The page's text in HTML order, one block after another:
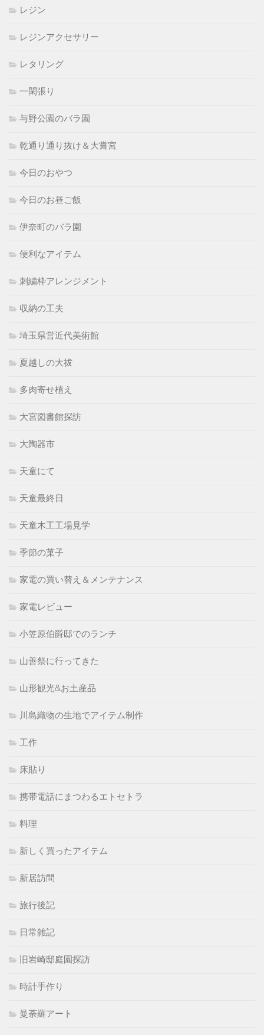
レジン
レジンアクセサリー
レタリング
一閑張り
与野公園のバラ園
乾通り通り抜け＆大嘗宮
今日のおやつ
今日のお昼ご飯
伊奈町のバラ園
便利なアイテム
刺繍枠アレンジメント
収納の工夫
埼玉県営近代美術館
夏越しの大祓
多肉寄せ植え
大宮図書館探訪
大陶器市
天童にて
天童最終日
天童木工工場見学
季節の菓子
家電の買い替え＆メンテナンス
家電レビュー
小笠原伯爵邸でのランチ
山善祭に行ってきた
山形観光&お土産品
川島織物の生地でアイテム制作
工作
床貼り
携帯電話にまつわるエトセトラ
料理
新しく買ったアイテム
新居訪問
旅行後記
日常雑記
旧岩崎邸庭園探訪
時計手作り
曼荼羅アート